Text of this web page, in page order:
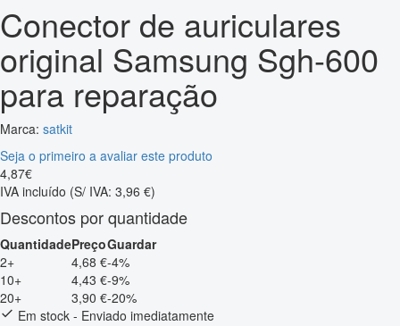
Conector de auriculares
original Samsung Sgh-600
para reparação
Marca: satkit
Seja o primeiro a avaliar este produto
4,87€
IVA incluído (S/ IVA: 3,96 €)
Descontos por quantidade
QuantidadePreçoGuardar
2+
4,68 €-4%
10+
4,43 €-9%
20+
3,90 €-20%
Em stock - Enviado imediatamente